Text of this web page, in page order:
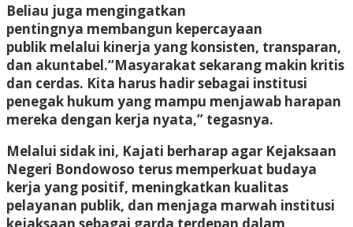
Beliau juga mengingatkan
pentingnya membangun kepercayaan
publik melalui kinerja yang konsisten, transparan,
dan akuntabel.“Masyarakat sekarang makin kritis
dan cerdas. Kita harus hadir sebagai institusi
penegak hukum yang mampu menjawab harapan
mereka dengan kerja nyata,” tegasnya.
Melalui sidak ini, Kajati berharap agar Kejaksaan
Negeri Bondowoso terus memperkuat budaya
kerja yang positif, meningkatkan kualitas
pelayanan publik, dan menjaga marwah institusi
kejaksaan sebagai garda terdepan dalam